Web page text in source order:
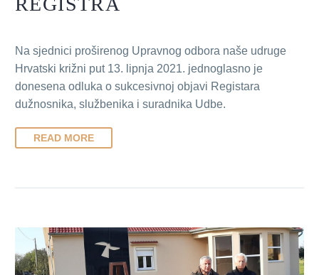
Na sjednici proširenog Upravnog odbora naše udruge
Hrvatski križni put 13. lipnja 2021. jednoglasno je
donesena odluka o sukcesivnoj objavi Registara
dužnosnika, službenika i suradnika Udbe.
READ MORE